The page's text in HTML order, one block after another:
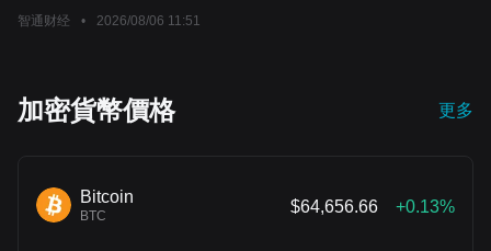
月度銷售數據，為陷入恐慌的華爾街投資者注入了
智通财经 • 2026/08/06 11:51
加密貨幣價格 更多
Bitcoin
BTC
$64,656.66 +0.13%